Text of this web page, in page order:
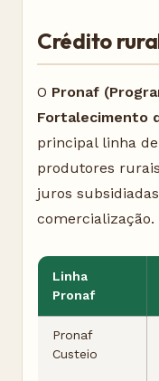
Crédito
O Pronaf
Fortalecimento
principal linha
produtores
juros
comercialização.
Linha
Pronaf
Pronaf
Custeio